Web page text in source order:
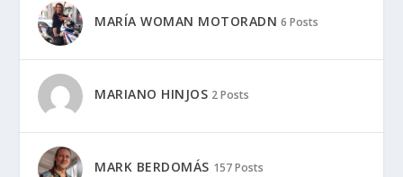
MARÍA WOMAN MOTORADN 6 Posts
MARIANO HINJOS 2 Posts
MARK BERDOMÁS 157 Posts